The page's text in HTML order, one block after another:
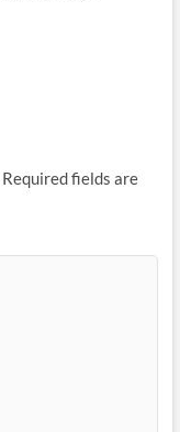
Required fields are